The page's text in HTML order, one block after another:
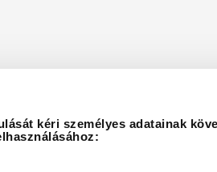
kéri személyes adatainak